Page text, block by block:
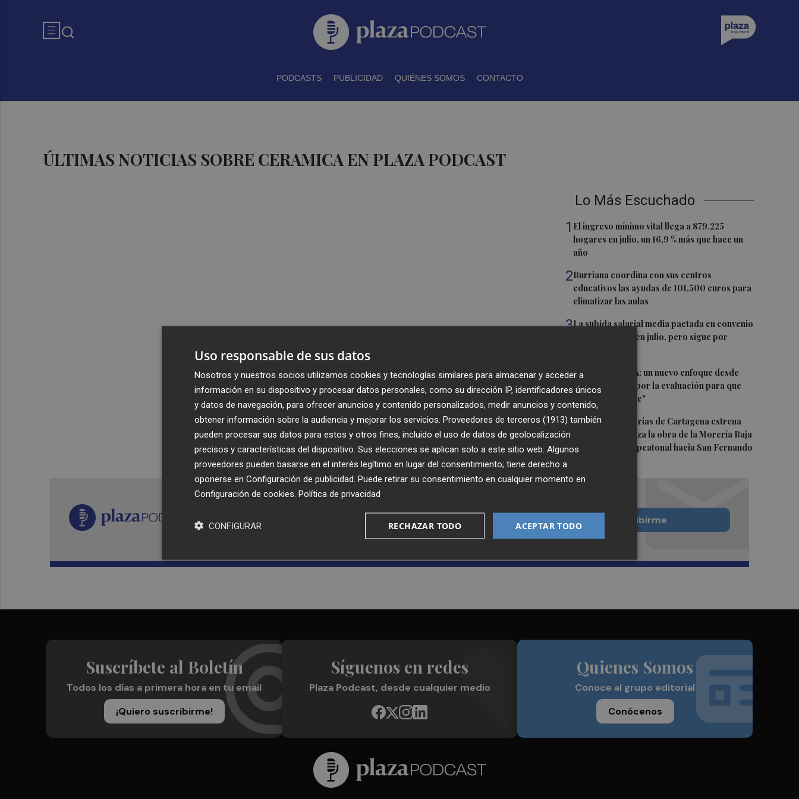
PODCASTS PUBLICIDAD QUIÉNES SOMOS CONTACTO
ÚLTIMAS NOTICIAS SOBRE CERAMICA EN PLAZA PODCAST
Lo Más Escuchado
1 El ingreso mínimo vital llega a 879.225
hogares en julio, un 16,9 % más que hace un
año
2Burriana coordina con sus centros
educativos las ayudas de 101.500 euros para
climatizar las aulas
3La subida salarial media pactada en convenio
escala al 3,02% en julio, pero sigue por
4El futuro de la IA: un nuevo enfoque desde
Valencia aboga por la evaluación para que
sea "responsable"
5La calle Cantarerías de Cartagena estrena
pavimento: avanza la obra de la Morería Baja
como nuevo eje peatonal hacia San Fernando
Recibe toda la actualidad de
Plaza Podcast en tu correo
Quiero suscribirme
Suscríbete al Boletín
Todos los días a primera hora en tu email
¡Quiero suscribirme!
Síguenos en redes
Plaza Podcast, desde cualquier medio
Quienes Somos
Conoce al grupo editorial
Conócenos
Uso responsable de sus datos
Nosotros y nuestros socios utilizamos cookies y tecnologías similares para almacenar y acceder a
información en su dispositivo y procesar datos personales, como su dirección IP, identificadores únicos
y datos de navegación, para ofrecer anuncios y contenido personalizados, medir anuncios y contenido,
obtener información sobre la audiencia y mejorar los servicios. Proveedores de terceros (1913) también
pueden procesar sus datos para estos y otros fines, incluido el uso de datos de geolocalización
precisos y características del dispositivo. Sus elecciones se aplican solo a este sitio web. Algunos
proveedores pueden basarse en el interés legítimo en lugar del consentimiento; tiene derecho a
oponerse en Configuración de publicidad . Puede retirar su consentimiento en cualquier momento en
Configuración de cookies Política de privacidad
ACEPTAR TODO
RECHAZAR TODO
CONFIGURAR